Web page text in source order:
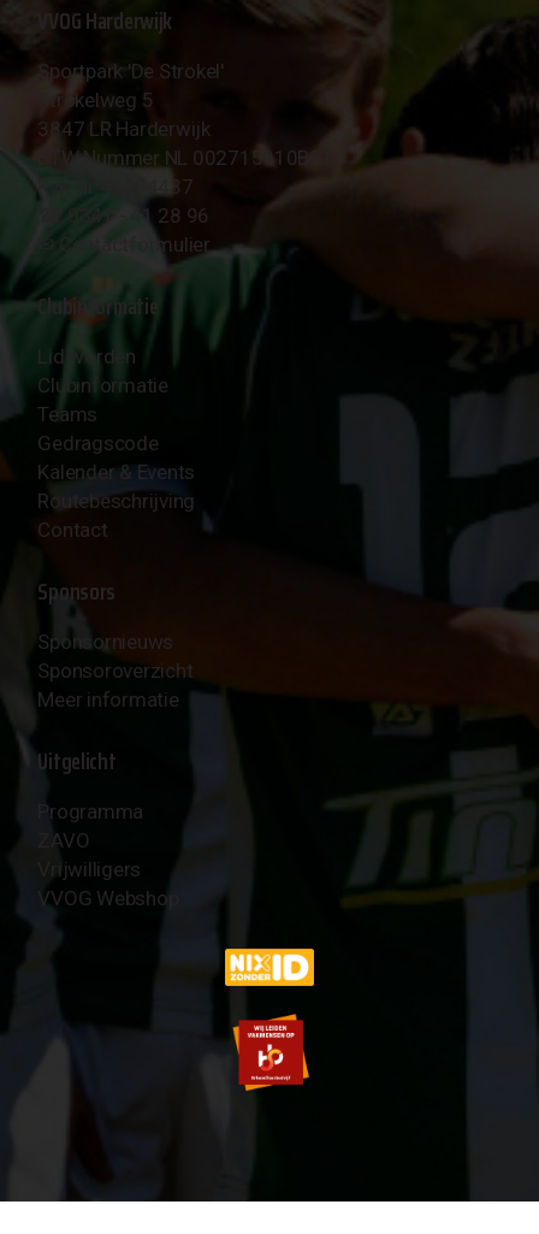
VVOG Harderwijk
Sportpark 'De Strokel'
Strokelweg 5
3847 LR Harderwijk
BTW Nummer NL 002715910B01
KvK Nr 40094437
☎︎ 0341 - 41 28 96
✉︎ Contactformulier
Clubinformatie
Lid worden
Clubinformatie
Teams
Gedragscode
Kalender & Events
Routebeschrijving
Contact
Sponsors
Sponsornieuws
Sponsoroverzicht
Meer informatie
Uitgelicht
Programma
ZAVO
Vrijwilligers
VVOG Webshop